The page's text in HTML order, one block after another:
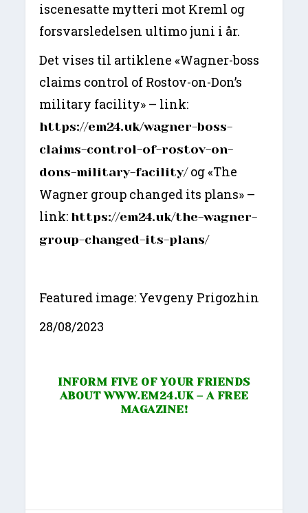
iscenesatte mytteri mot Kreml og
forsvarsledelsen ultimo juni i år.
Det vises til artiklene «Wagner-boss
claims control of Rostov-on-Don’s
military facility» – link:
https://em24.uk/wagner-boss-
claims-control-of-rostov-on-
dons-military-facility/og «The
Wagner group changed its plans» –
link: https://em24.uk/the-wagner-
group-changed-its-plans/
Featured image: Yevgeny Prigozhin
28/08/2023
INFORM FIVE OF YOUR FRIENDS
ABOUTWWW.EM24.UK– A FREE
MAGAZINE!